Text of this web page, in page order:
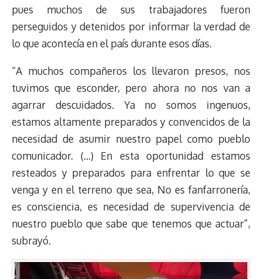
pues muchos de sus trabajadores fueron
perseguidos y detenidos por informar la verdad de
lo que acontecía en el país durante esos días.
“A muchos compañeros los llevaron presos, nos
tuvimos que esconder, pero ahora no nos van a
agarrar descuidados. Ya no somos ingenuos,
estamos altamente preparados y convencidos de la
necesidad de asumir nuestro papel como pueblo
comunicador. (…) En esta oportunidad estamos
resteados y preparados para enfrentar lo que se
venga y en el terreno que sea, No es fanfarronería,
es consciencia, es necesidad de supervivencia de
nuestro pueblo que sabe que tenemos que actuar”,
subrayó.